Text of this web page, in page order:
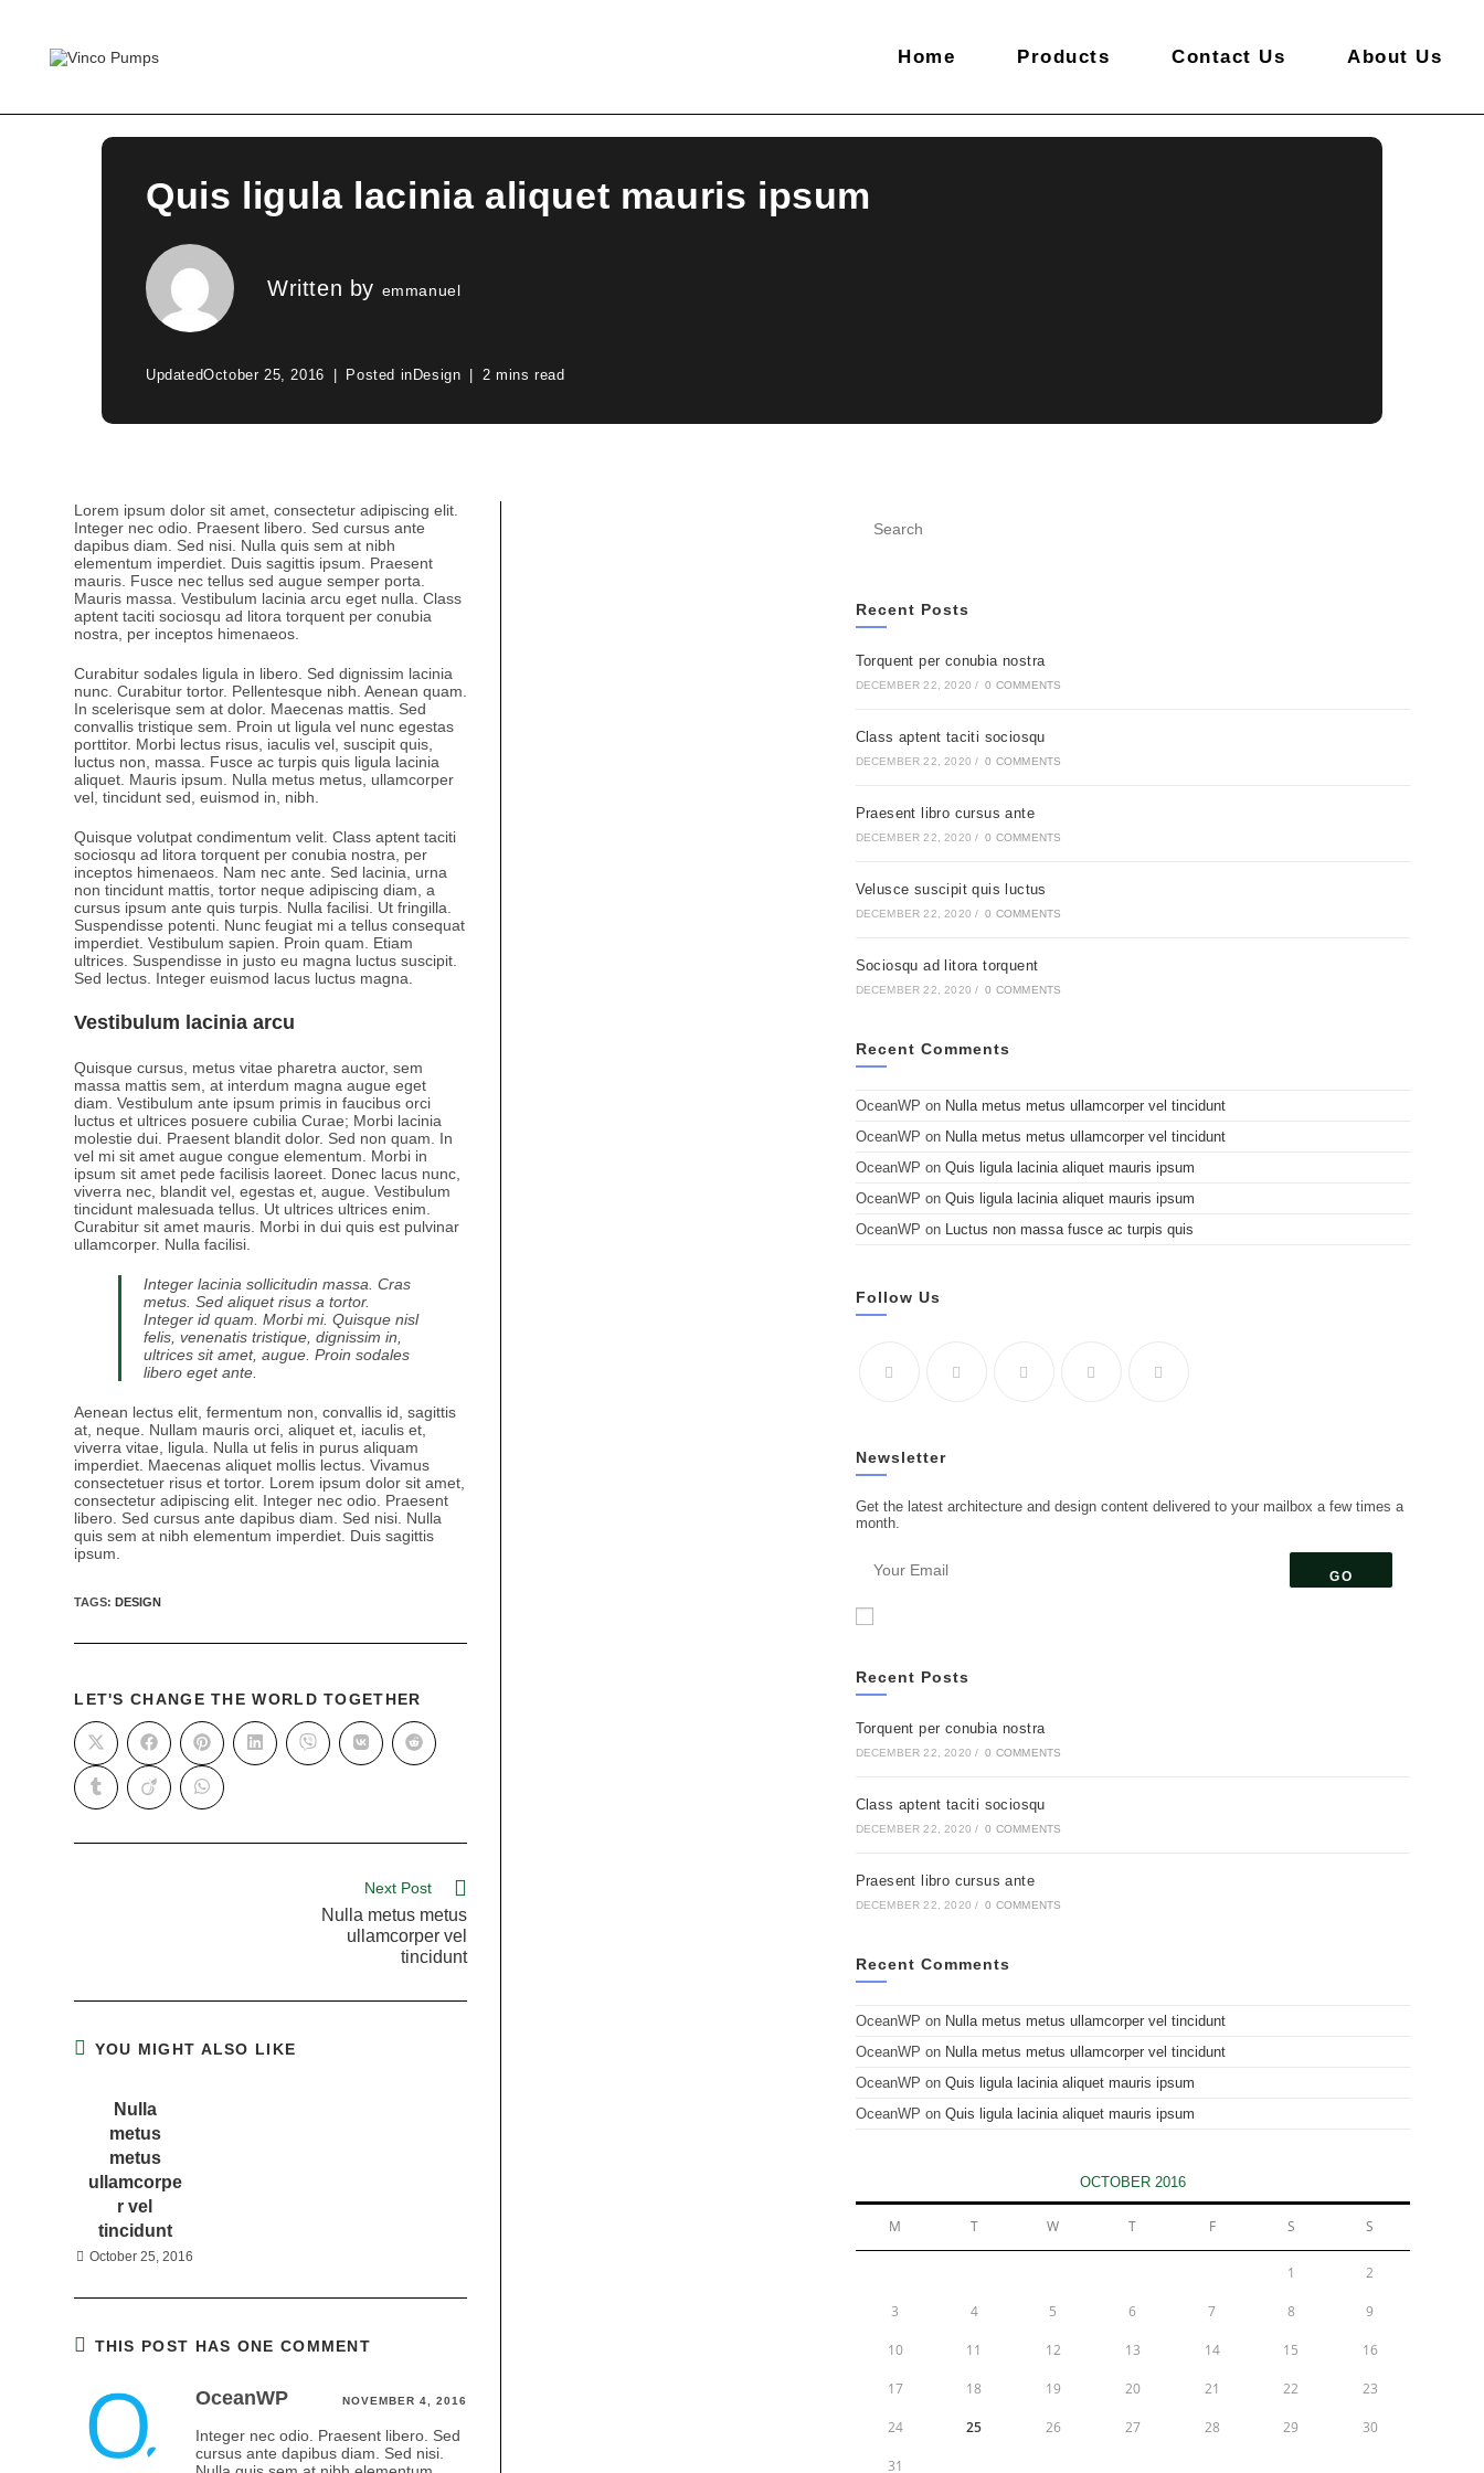
Home Products Contact Us About Us
Quis ligula lacinia aliquet mauris ipsum
Written by emmanuel
UpdatedOctober 25, 2016 Posted in Design 2 mins read
Lorem ipsum dolor sit amet, consectetur adipiscing elit.
Integer nec odio. Praesent libero. Sed cursus ante
dapibus diam. Sed nisi. Nulla quis sem at nibh
elementum imperdiet. Duis sagittis ipsum. Praesent
mauris. Fusce nec tellus sed augue semper porta.
Mauris massa. Vestibulum lacinia arcu eget nulla. Class
aptent taciti sociosqu ad litora torquent per conubia
nostra, per inceptos himenaeos.
Curabitur sodales ligula in libero. Sed dignissim lacinia
nunc. Curabitur tortor. Pellentesque nibh. Aenean quam.
In scelerisque sem at dolor. Maecenas mattis. Sed
convallis tristique sem. Proin ut ligula vel nunc egestas
porttitor. Morbi lectus risus, iaculis vel, suscipit quis,
luctus non, massa. Fusce ac turpis quis ligula lacinia
aliquet. Mauris ipsum. Nulla metus metus, ullamcorper
vel, tincidunt sed, euismod in, nibh.
Quisque volutpat condimentum velit. Class aptent taciti
sociosqu ad litora torquent per conubia nostra, per
inceptos himenaeos. Nam nec ante. Sed lacinia, urna
non tincidunt mattis, tortor neque adipiscing diam, a
cursus ipsum ante quis turpis. Nulla facilisi. Ut fringilla.
Suspendisse potenti. Nunc feugiat mi a tellus consequat
imperdiet. Vestibulum sapien. Proin quam. Etiam
ultrices. Suspendisse in justo eu magna luctus suscipit.
Sed lectus. Integer euismod lacus luctus magna.
Vestibulum lacinia arcu
Quisque cursus, metus vitae pharetra auctor, sem
massa mattis sem, at interdum magna augue eget
diam. Vestibulum ante ipsum primis in faucibus orci
luctus et ultrices posuere cubilia Curae; Morbi lacinia
molestie dui. Praesent blandit dolor. Sed non quam. In
vel mi sit amet augue congue elementum. Morbi in
ipsum sit amet pede facilisis laoreet. Donec lacus nunc,
viverra nec, blandit vel, egestas et, augue. Vestibulum
tincidunt malesuada tellus. Ut ultrices ultrices enim.
Curabitur sit amet mauris. Morbi in dui quis est pulvinar
ullamcorper. Nulla facilisi.
Integer lacinia sollicitudin massa. Cras
metus. Sed aliquet risus a tortor.
Integer id quam. Morbi mi. Quisque nisl
felis, venenatis tristique, dignissim in,
ultrices sit amet, augue. Proin sodales
libero eget ante.
Aenean lectus elit, fermentum non, convallis id, sagittis
at, neque. Nullam mauris orci, aliquet et, iaculis et,
viverra vitae, ligula. Nulla ut felis in purus aliquam
imperdiet. Maecenas aliquet mollis lectus. Vivamus
consectetuer risus et tortor. Lorem ipsum dolor sit amet,
consectetur adipiscing elit. Integer nec odio. Praesent
libero. Sed cursus ante dapibus diam. Sed nisi. Nulla
quis sem at nibh elementum imperdiet. Duis sagittis
ipsum.
TAGS:DESIGN
LET'S CHANGE THE WORLD TOGETHER
Next Post
Nulla metus metus
ullamcorper vel
tincidunt
YOU MIGHT ALSO LIKE
Nulla
metus
metus
ullamcorpe
r vel
tincidunt
October 25, 2016
THIS POST HAS ONE COMMENT
OceanWP NOVEMBER 4, 2016
Integer nec odio. Praesent libero. Sed
cursus ante dapibus diam. Sed nisi.
Recent Posts
Torquent per conubia nostra
DECEMBER 22, 2020 / 0 COMMENTS
Class aptent taciti sociosqu
DECEMBER 22, 2020 / 0 COMMENTS
Praesent libro cursus ante
DECEMBER 22, 2020 / 0 COMMENTS
Velusce suscipit quis luctus
DECEMBER 22, 2020 / 0 COMMENTS
Sociosqu ad litora torquent
DECEMBER 22, 2020 / 0 COMMENTS
Recent Comments
OceanWP on Nulla metus metus ullamcorper vel tincidunt
OceanWP on Nulla metus metus ullamcorper vel tincidunt
OceanWP on Quis ligula lacinia aliquet mauris ipsum
OceanWP on Quis ligula lacinia aliquet mauris ipsum
OceanWP on Luctus non massa fusce ac turpis quis
Follow Us
Newsletter
Get the latest architecture and design content delivered to your mailbox a few times a
month.
GO
Recent Posts
Torquent per conubia nostra
DECEMBER 22, 2020 / 0 COMMENTS
Class aptent taciti sociosqu
DECEMBER 22, 2020 / 0 COMMENTS
Praesent libro cursus ante
DECEMBER 22, 2020 / 0 COMMENTS
Recent Comments
OceanWP on Nulla metus metus ullamcorper vel tincidunt
OceanWP on Nulla metus metus ullamcorper vel tincidunt
OceanWP on Quis ligula lacinia aliquet mauris ipsum
OceanWP on Quis ligula lacinia aliquet mauris ipsum
OCTOBER 2016
M T W T F S S
1 2
3 4 5 6 7 8 9
10 11 12 13 14 15 16
17 18 19 20 21 22 23
24 25 26 27 28 29 30
31